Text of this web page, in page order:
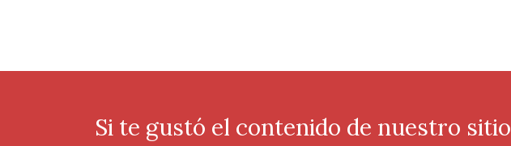
Si te gustó el contenido de nuestro sitio